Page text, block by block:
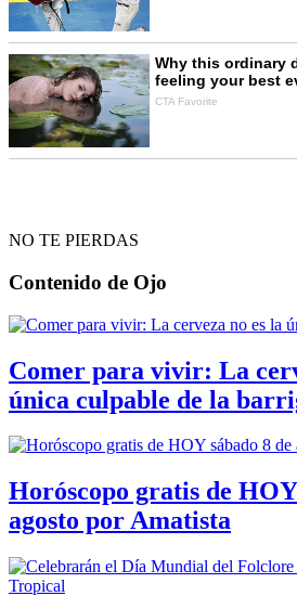
NO TE PIERDAS
Contenido de Ojo
Comer para vivir: La
única culpable de la
Horóscopo gratis de
agosto por Amatista